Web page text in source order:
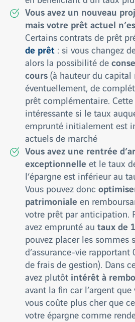
Vous avez un nouveau
mais votre prêt actuel
Certains contrats de prêt
de prêt : si vous changez
alors la possibilité de
cours(à hauteur du capital
éventuellement, de
prêt complémentaire.
intéressante si le taux
emprunté initialement est
actuels de marché
Vous avez une rentrée
exceptionnelleet le taux
l’épargne est inférieur au
Vous pouvez donc
patrimonialeen
votre prêt par anticipation.
avez emprunté au taux de
pouvez placer les sommes
d’assurance-vie rapportant
de frais de gestion). Dans
avez plutôt intérêt à
avant la fin car l’argent
vous coûte plus cher que
votre épargne comme